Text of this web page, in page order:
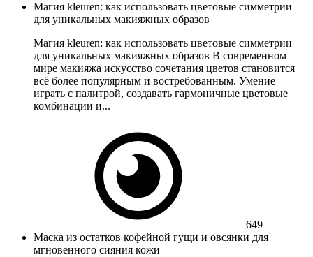
Магия kleuren: как использовать цветовые симметрии
для уникальных макияжных образов
Магия kleuren: как использовать цветовые симметрии
для уникальных макияжных образов В современном
мире макияжа искусство сочетания цветов становится
всё более популярным и востребованным. Умение
играть с палитрой, создавать гармоничные цветовые
комбинации и...
649
Маска из остатков кофейной гущи и овсянки для
мгновенного сияния кожи